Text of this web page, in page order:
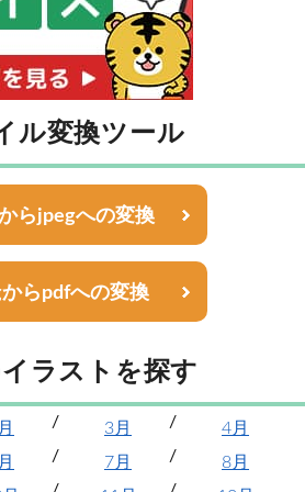
ル変換ツール
らjpegへの変換
らpdfへの変換
ラストを探す
3月
4月
7月
8月